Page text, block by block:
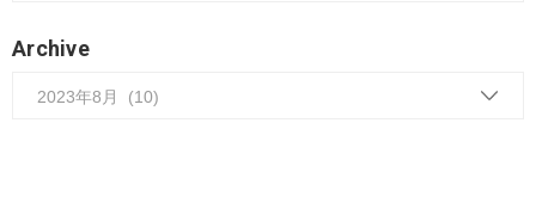
Archive